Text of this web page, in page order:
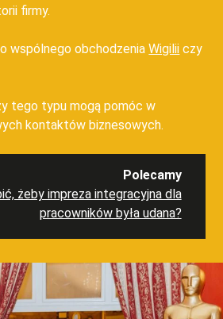
firmy.
wspólnego obchodzeniaWigilii czy
tego typu mogą pomóc w
kontaktów biznesowych.
Polecamy
żeby impreza integracyjna dla
pracowników była udana?